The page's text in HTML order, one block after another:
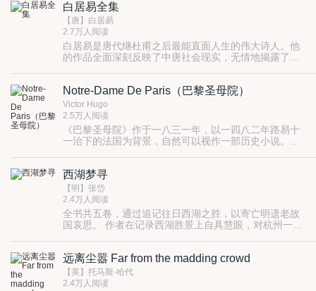
理、物理、生物、化学、医药、文学、史学、音乐、艺
术等各个方面，具有很高的学术价值，有“中国科学史的
里程碑”之誉。
白居易全集
【唐】白居易
2.7万人阅读
白居易是唐代继杜甫之后最能直面人生的伟大诗人。他
的作品全面深刻反映了中唐社会现实，无情地揭露了封
歌》、《琵琶行》、《卖炭翁》等许多优秀诗篇被最广
泛的传诵着。
Notre-Dame De Paris（巴黎圣母院）
Victor Hugo
2.5万人阅读
《巴黎圣母院》作于一八三一年，以一四八二年路易十
一治下的法国为背景，自然可以视作一部历史小说。作
小说作为一种文学体裁的奠基人司各脱的路子便有所不
同，更多一点华采，几分恢宏，人物的真、善、美和
假、恶、丑皆被放大了若干倍。中国的历史小说往往“七
真三假”，主要人物必须实有其人，主要情节必须确有其
事。 西洋的历史小说相反，主要人物和主要情节往往是
虚构的，倒是次要人物和次要情节有所依据，以便渲染
历史氛围，营造一种“可信性”。司各脱如此，雨果亦复
如此。书中，吉卜赛舞女爱斯美拉达和驼背敲钟人卡西
莫多是完全虚构的。
西湖梦寻
【明】张岱
2.4万人阅读
全书共五卷，通过追记往日西湖之胜，以寄亡明遗老故
国哀思。 作者在记录西湖胜景上自具慧眼，对杭州一带
空间顺序依次写来，把杭州的古与今展现在读者面前。
尤为重要的是，作者在每则记事之后选录先贤时人的诗
文若干首（篇），更使山水增辉。
远离尘嚣 Far from the madding crowd
【英】托马斯·哈代
2.4万人阅读